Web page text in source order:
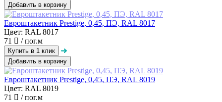
Добавить в корзину
Евроштакетник Prestige, 0,45, ПЭ, RAL 8017
Цвет: RAL 8017
71
/ пог.м
Добавить в корзину
Евроштакетник Prestige, 0,45, ПЭ, RAL 8019
Цвет: RAL 8019
71
/ пог.м